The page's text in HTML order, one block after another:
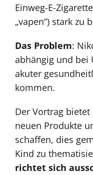
Einweg-E-
„vapen“) stark zu
Das Problem:
abhängig und bei
akuter
kommen.
Der Vortrag
neuen Produkte
schaffen, dies
Kind zu
richtet sich